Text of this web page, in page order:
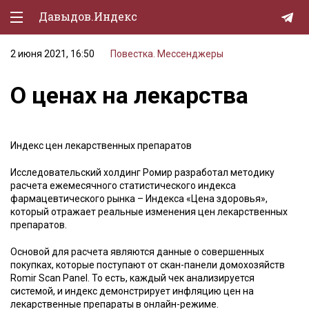
Давыдов.Индекс
Политическая жизнь
Экономика
Образование
Спорт
Культура
Lifestyle
Мурзилка
2 июня 2021, 16:50 Повестка. Мессенджеры
О ценах на лекарства
Индекс цен лекарственных препаратов
Исследовательский холдинг Ромир разработал методику
расчета ежемесячного статистического индекса
фармацевтического рынка – Индекса «Цена здоровья»,
который отражает реальные изменения цен лекарственных
препаратов.
Основой для расчета являются данные о совершенных
покупках, которые поступают от скан-панели домохозяйств
Romir Scan Panel. То есть, каждый чек анализируется
системой, и индекс демонстрирует инфляцию цен на
лекарственные препараты в онлайн-режиме.